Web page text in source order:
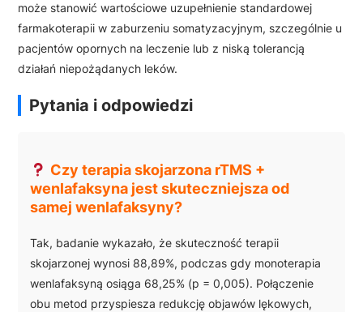
może stanowić wartościowe uzupełnienie standardowej
farmakoterapii w zaburzeniu somatyzacyjnym, szczególnie u
pacjentów opornych na leczenie lub z niską tolerancją
działań niepożądanych leków.
Pytania i odpowiedzi
Czy terapia skojarzona rTMS +
wenlafaksyna jest skuteczniejsza od
samej wenlafaksyny?
Tak, badanie wykazało, że skuteczność terapii
skojarzonej wynosi 88,89%, podczas gdy monoterapia
wenlafaksyną osiąga 68,25% (p = 0,005). Połączenie
obu metod przyspiesza redukcję objawów lękowych,